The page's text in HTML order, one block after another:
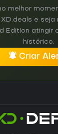
melhor
e
Edition atingir
histórico.
Criar